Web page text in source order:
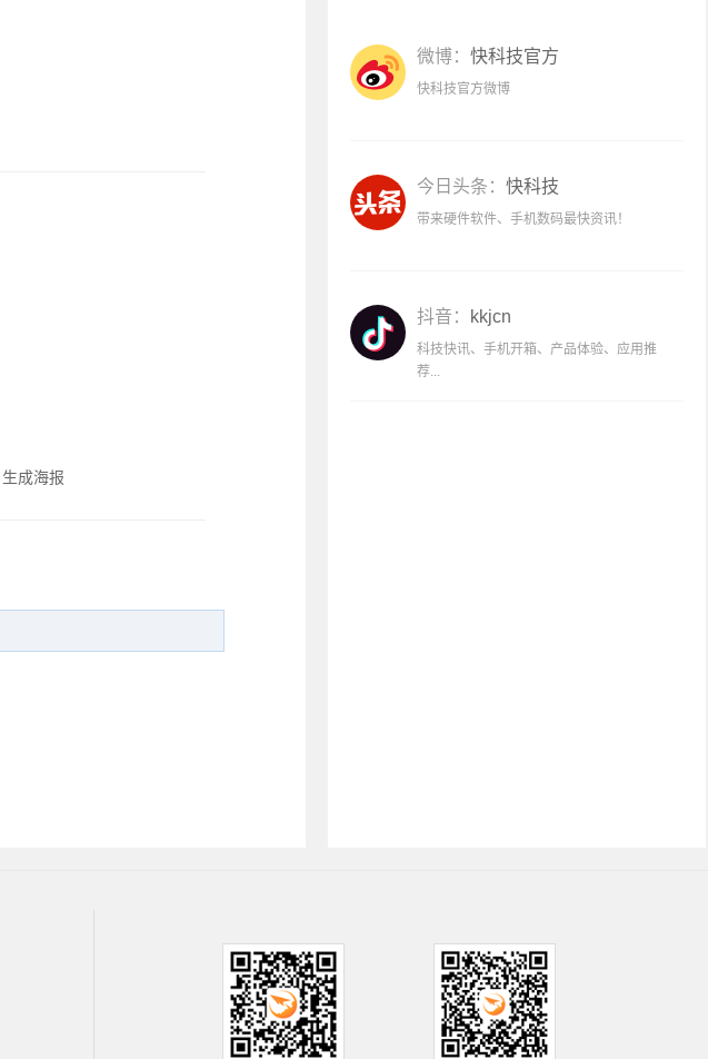
生成海报
微博： 快科技官方
快科技官方微博
今日头条： 快科技
带来硬件软件、手机数码最快资讯！
抖音： kkjcn
科技快讯、手机开箱、产品体验、应用推
荐...